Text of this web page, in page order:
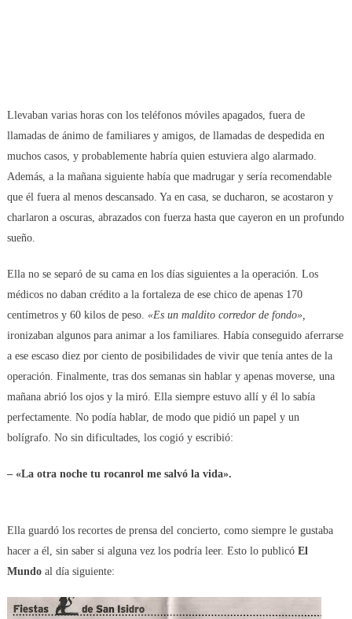
Llevaban varias horas con los teléfonos móviles apagados, fuera de
llamadas de ánimo de familiares y amigos, de llamadas de despedida en
muchos casos, y probablemente habría quien estuviera algo alarmado.
Además, a la mañana siguiente había que madrugar y sería recomendable
que él fuera al menos descansado. Ya en casa, se ducharon, se acostaron y
charlaron a oscuras, abrazados con fuerza hasta que cayeron en un profundo
sueño.
Ella no se separó de su cama en los días siguientes a la operación. Los
médicos no daban crédito a la fortaleza de ese chico de apenas 170
centímetros y 60 kilos de peso. «Es un maldito corredor de fondo»,
ironizaban algunos para animar a los familiares. Había conseguido aferrarse
a ese escaso diez por ciento de posibilidades de vivir que tenía antes de la
operación. Finalmente, tras dos semanas sin hablar y apenas moverse, una
mañana abrió los ojos y la miró. Ella siempre estuvo allí y él lo sabía
perfectamente. No podía hablar, de modo que pidió un papel y un
bolígrafo. No sin dificultades, los cogió y escribió:
– «La otra noche tu rocanrol me salvó la vida».
Ella guardó los recortes de prensa del concierto, como siempre le gustaba
hacer a él, sin saber si alguna vez los podría leer. Esto lo publicó El
Mundoal día siguiente: